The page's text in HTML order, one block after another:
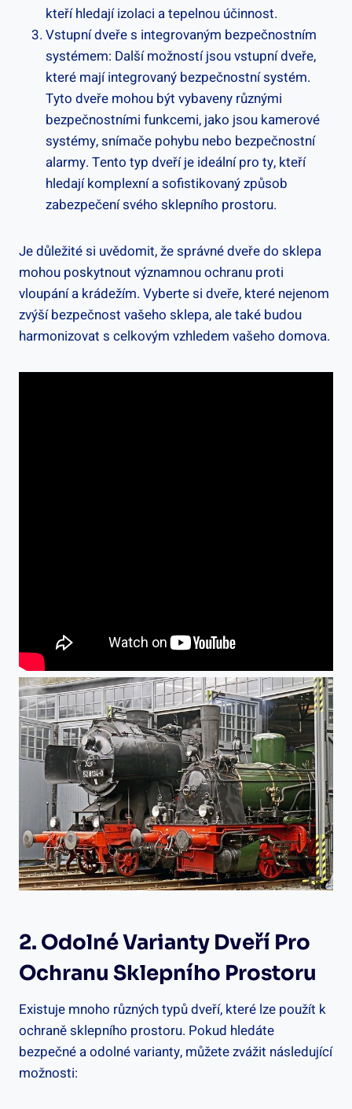
kteří hledají izolaci a tepelnou účinnost.
Vstupní dveře s integrovaným bezpečnostním
systémem: Další možností jsou vstupní dveře,
které mají integrovaný bezpečnostní systém.
Tyto dveře mohou být vybaveny různými
bezpečnostními funkcemi, jako jsou kamerové
systémy, snímače pohybu nebo bezpečnostní
alarmy. Tento typ dveří je ideální pro ty, kteří
hledají komplexní a sofistikovaný způsob
zabezpečení svého sklepního prostoru.
Je důležité si uvědomit, že správné dveře do sklepa
mohou poskytnout významnou ochranu proti
vloupání a krádežím. Vyberte si dveře, které nejenom
zvýší bezpečnost vašeho sklepa, ale také budou
harmonizovat s celkovým vzhledem vašeho domova.
2. Odolné Varianty Dveří Pro
Ochranu Sklepního Prostoru
Existuje mnoho různých typů dveří, které lze použít k
ochraně sklepního prostoru. Pokud hledáte
bezpečné a odolné varianty, můžete zvážit následující
možnosti: